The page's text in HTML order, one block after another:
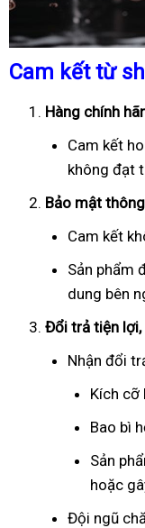
Cam kết từ
Hàng chính
Cam kết
không đạt
Bảo mật
Cam kết
Sản phẩm
dung bên
Đổi trả tiện
Nhận đổi
Kích cỡ
Bao bì
Sản
hoặc
Đội ngũ